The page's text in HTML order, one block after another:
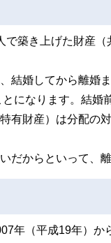
築き上げた財産（
結婚してから離婚
になります。結
有財産）は分配の
だからといって、
年（平成19年）